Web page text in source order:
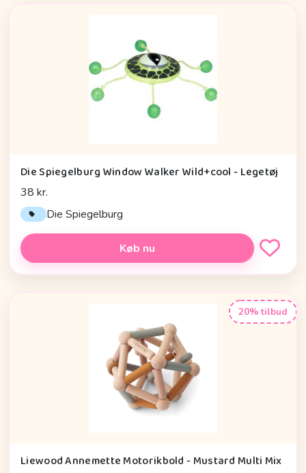
Die Spiegelburg Window Walker Wild+cool - Legetøj
38 kr.
Die Spiegelburg
Køb nu
20% tilbud
Liewood Annemette Motorikbold - Mustard Multi Mix